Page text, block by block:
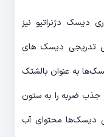
دیسک دژنراتیو نیز
تدریجی دیسک های
به عنوان بالشتک
جذب ضربه را به ستون
دیسک‌ها محتوای آب